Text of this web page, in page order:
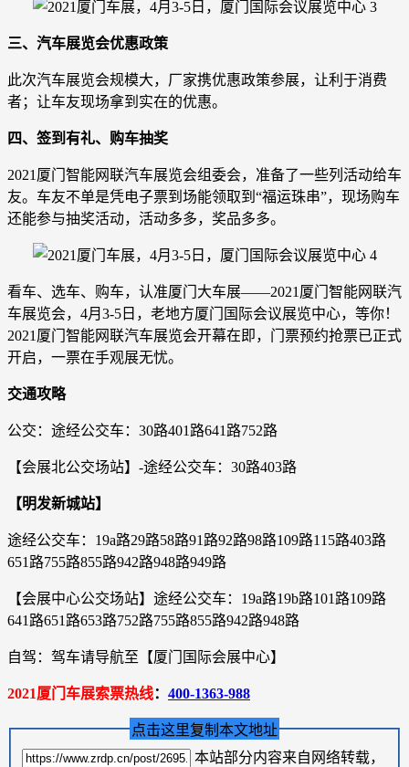
三、汽车展览会优惠政策
此次汽车展览会规模大，厂家携优惠政策参展，让利于消费
者；让车友现场拿到实在的优惠。
四、签到有礼、购车抽奖
2021厦门智能网联汽车展览会组委会，准备了一些列活动给车
友。车友不单是凭电子票到场能领取到“福运珠串”，现场购车
还能参与抽奖活动，活动多多，奖品多多。
看车、选车、购车，认准厦门大车展——2021厦门智能网联汽
车展览会，4月3-5日，老地方厦门国际会议展览中心，等你！
2021厦门智能网联汽车展览会开幕在即，门票预约抢票已正式
开启，一票在手观展无忧。
交通攻略
公交：途经公交车：30路401路641路752路
【会展北公交场站】-途经公交车：30路403路
【明发新城站】
途经公交车：19a路29路58路91路92路98路109路115路403路
651路755路855路942路948路949路
【会展中心公交场站】途经公交车：19a路19b路101路109路
641路651路653路752路755路855路942路948路
自驾：驾车请导航至【厦门国际会展中心】
2021厦门车展索票热线： 400-1363-988
点击这里复制本文地址
本站部分内容来自网络转载，